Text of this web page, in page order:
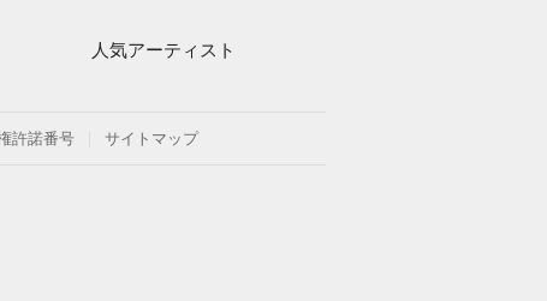
人気アーティスト
ヨルシカ
許諾番号 サイトマップ